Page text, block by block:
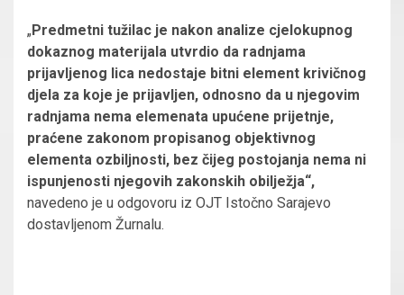
„Predmetni tužilac je nakon analize cjelokupnog
dokaznog materijala utvrdio da radnjama
prijavljenog lica nedostaje bitni element krivičnog
djela za koje je prijavljen, odnosno da u njegovim
radnjama nema elemenata upućene prijetnje,
praćene zakonom propisanog objektivnog
elementa ozbiljnosti, bez čijeg postojanja nema ni
ispunjenosti njegovih zakonskih obilježja“,
navedeno je u odgovoru iz OJT Istočno Sarajevo
dostavljenom Žurnalu.